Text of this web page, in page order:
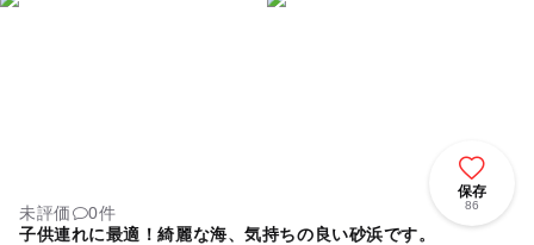
保存
86
未評価
0件
子供連れに最適！綺麗な海、気持ちの良い砂浜です。